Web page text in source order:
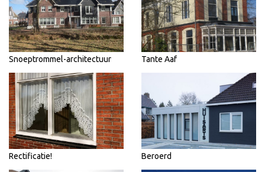
Snoeptrommel-architectuur Tante Aaf
Rectificatie! Beroerd